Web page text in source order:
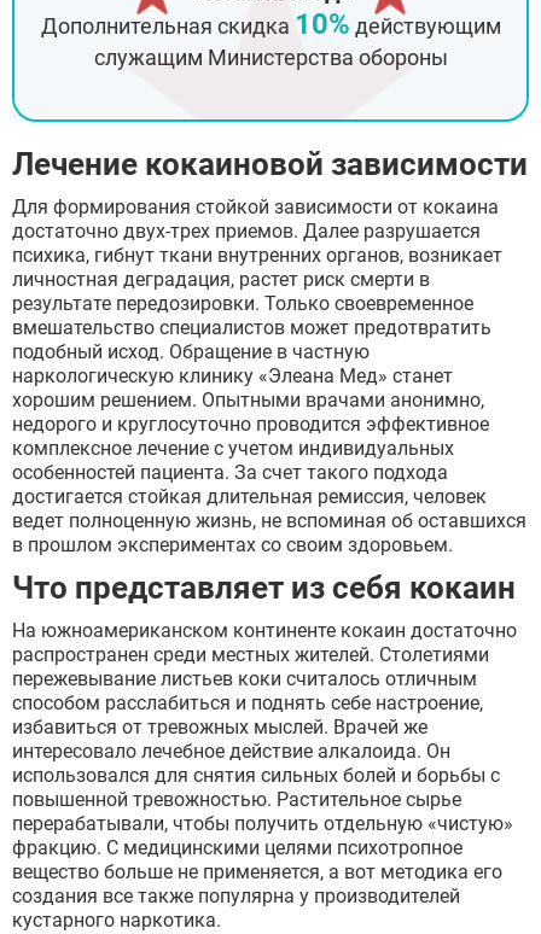
Дополнительная скидка 10% действующим
служащим Министерства обороны
Лечение кокаиновой зависимости
Для формирования стойкой зависимости от кокаина
достаточно двух-трех приемов. Далее разрушается
психика, гибнут ткани внутренних органов, возникает
личностная деградация, растет риск смерти в
результате передозировки. Только своевременное
вмешательство специалистов может предотвратить
подобный исход. Обращение в частную
наркологическую клинику «Элеана Мед» станет
хорошим решением. Опытными врачами анонимно,
недорого и круглосуточно проводится эффективное
комплексное лечение с учетом индивидуальных
особенностей пациента. За счет такого подхода
достигается стойкая длительная ремиссия, человек
ведет полноценную жизнь, не вспоминая об оставшихся
в прошлом экспериментах со своим здоровьем.
Что представляет из себя кокаин
На южноамериканском континенте кокаин достаточно
распространен среди местных жителей. Столетиями
пережевывание листьев коки считалось отличным
способом расслабиться и поднять себе настроение,
избавиться от тревожных мыслей. Врачей же
интересовало лечебное действие алкалоида. Он
использовался для снятия сильных болей и борьбы с
повышенной тревожностью. Растительное сырье
перерабатывали, чтобы получить отдельную «чистую»
фракцию. С медицинскими целями психотропное
вещество больше не применяется, а вот методика его
создания все также популярна у производителей
кустарного наркотика.